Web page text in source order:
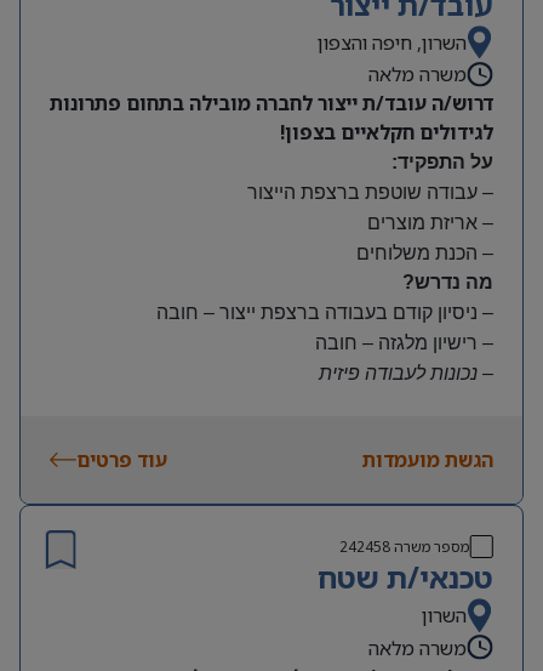
תנאים:
סיבוס
קרן השתלמות
השרון, חיפה והצפון
משרה מלאה
דרוש/ה עובד/ת ייצור לחברה מובילה בתחום פתרונות
לגידולים חקלאיים בצפון!
על התפקיד:
– עבודה שוטפת ברצפת הייצור
– אריזת מוצרים
– הכנת משלוחים
מה נדרש?
– ניסיון קודם בעבודה ברצפת ייצור – חובה
– רישיון מלגזה – חובה
– נכונות לעבודה פיזית
משרה מלאה | ימים א-ה | 6:30-15:30
קרן השתלמות ובונוסים
עובד חברה מהיום הראשון
מיקום: חדרה
הגשת מועמדות עוד פרטים
מספר משרה242458
טכנאי/ת שטח
השרון
משרה מלאה